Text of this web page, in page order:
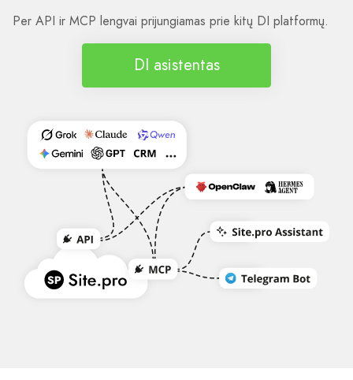
Per API ir MCP lengvai prijungiamas prie kitų DI platformų.
DI asistentas